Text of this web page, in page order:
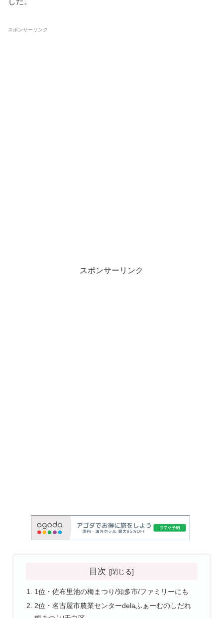
スポンサーリンク
スポンサーリンク
目次
1位・佐布里池の梅まつり/知多市/ファミリーにも
2位・名古屋市農業センターdelaふぁーむのしだれ